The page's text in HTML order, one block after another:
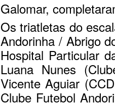
Galomar,
Os triatletas do
Andorinha / Abrigo
Hospital Particular
Luana Nunes
Vicente Aguiar
Clube Futebol